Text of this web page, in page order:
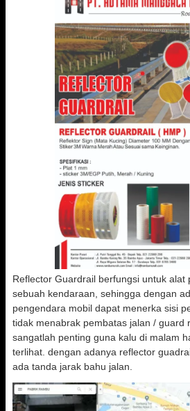
Reflector Guardrail berfungsi untuk alat
sebuah kendaraan, sehingga dengan
pengendara mobil dapat menerka sisi
tidak menabrak pembatas jalan / guard
sangatlah penting guna kalu di malam
terlihat. dengan adanya reflector
ada tanda jarak bahu jalan.